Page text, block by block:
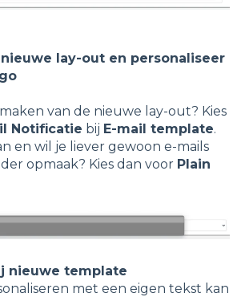
lay-out en personaliseer
van de nieuwe lay-out? Kies
Notificatie bij E-mail template.
en wil je liever gewoon e-mails
opmaak? Kies dan voor Plain
nieuwe template
met een eigen tekst kan